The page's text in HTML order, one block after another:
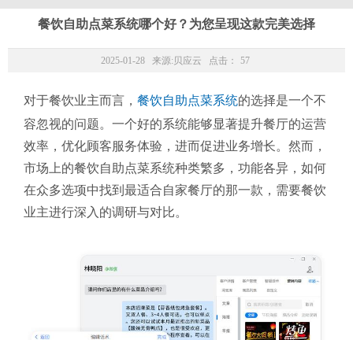
餐饮自助点菜系统哪个好？为您呈现这款完美选择
2025-01-28 来源: 贝应云 点击： 57
对于餐饮业主而言， 餐饮自助点菜系统的选择是一个不
容忽视的问题。一个好的系统能够显著提升餐厅的运营
效率，优化顾客服务体验，进而促进业务增长。然而，
市场上的餐饮自助点菜系统种类繁多，功能各异，如何
在众多选项中找到最适合自家餐厅的那一款，需要餐饮
业主进行深入的调研与对比。